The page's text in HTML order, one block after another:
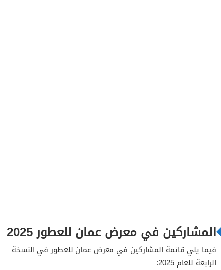
المشاركين في معرض عمان للعطور 2025
فيما يلي قائمة المشاركين في معرض عمان للعطور في النسخة
الرابعة للعام 2025: